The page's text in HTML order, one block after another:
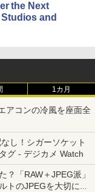
the Next
and
1カ月
アコンの冷風を座面全
し！シガーソケット
グ - デジカメ Watch
「RAW＋JPEG派」
のJPEGを大切にす